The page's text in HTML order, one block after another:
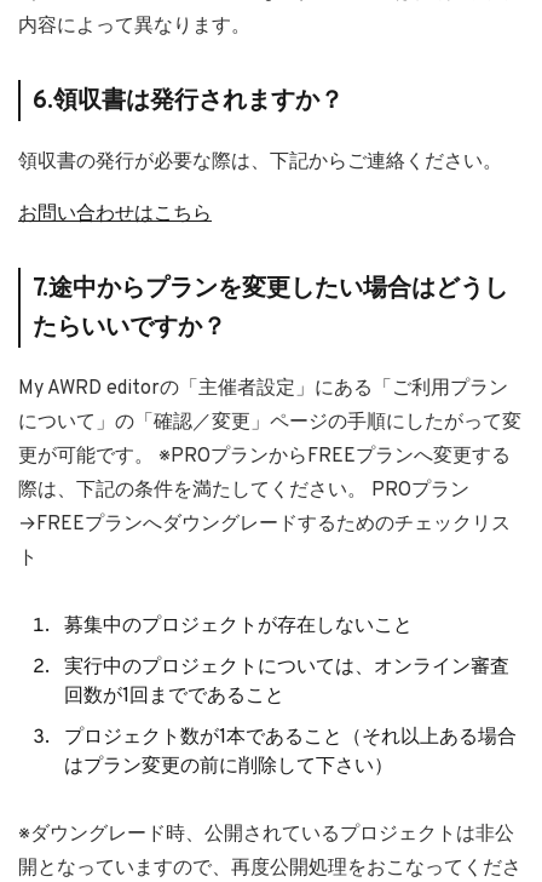
内容によって異なります。
6.領収書は発行されますか？
領収書の発行が必要な際は、下記からご連絡ください。
お問い合わせはこちら
7.途中からプランを変更したい場合はどうし
たらいいですか？
My AWRD editorの「主催者設定」にある「ご利用プラン
について」の「確認／変更」ページの手順にしたがって変
更が可能です。 ※PROプランからFREEプランへ変更する
際は、下記の条件を満たしてください。 PROプラン
→FREEプランへダウングレードするためのチェックリス
ト
募集中のプロジェクトが存在しないこと
実行中のプロジェクトについては、オンライン審査
回数が1回までであること
プロジェクト数が1本であること（それ以上ある場合
はプラン変更の前に削除して下さい）
※ダウングレード時、公開されているプロジェクトは非公
開となっていますので、再度公開処理をおこなってくださ